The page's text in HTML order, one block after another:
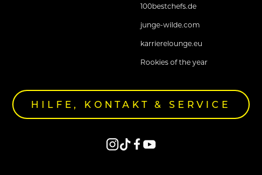
100bestchefs.de
junge-wilde.com
karrierelounge.eu
Rookies of the year
HILFE, KONTAKT & SERVICE